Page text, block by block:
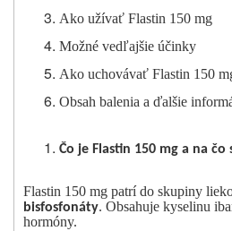
Ako užívať Flastin 150 mg
Možné vedľajšie účinky
Ako uchovávať Flastin 150
Obsah balenia a ďalšie
Čo je Flastin 150 mg a na čo
Flastin 150 mg patrí do skupiny
bisfosfonáty. Obsahuje kyselinu
hormóny.